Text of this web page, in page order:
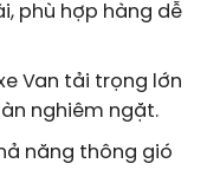
phù hợp hàng dễ
Van tải trọng lớn
nghiêm ngặt.
năng thông gió